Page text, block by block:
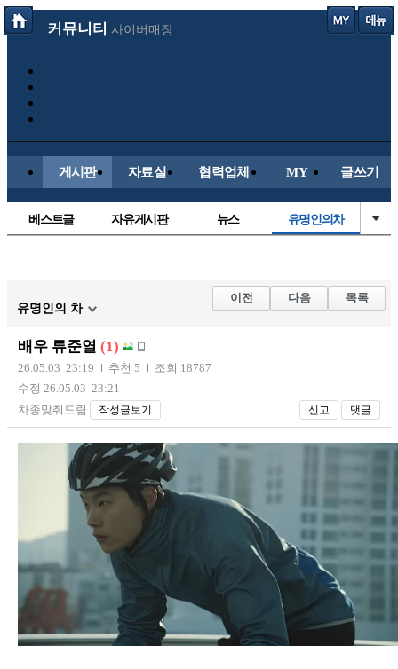
커뮤니티 사이버매장
게시판 자료실 협력업체 MY 글쓰기
베스트글 자유게시판 뉴스 유명인의차
해외축구
국내축구
유명인의 차
이전 다음 목록
배우 류준열 (1)
26.05.03 23:19 추천 5
조회 18787
수정 26.05.03 23:21
차종맞춰드림
작성글보기 신고 댓글